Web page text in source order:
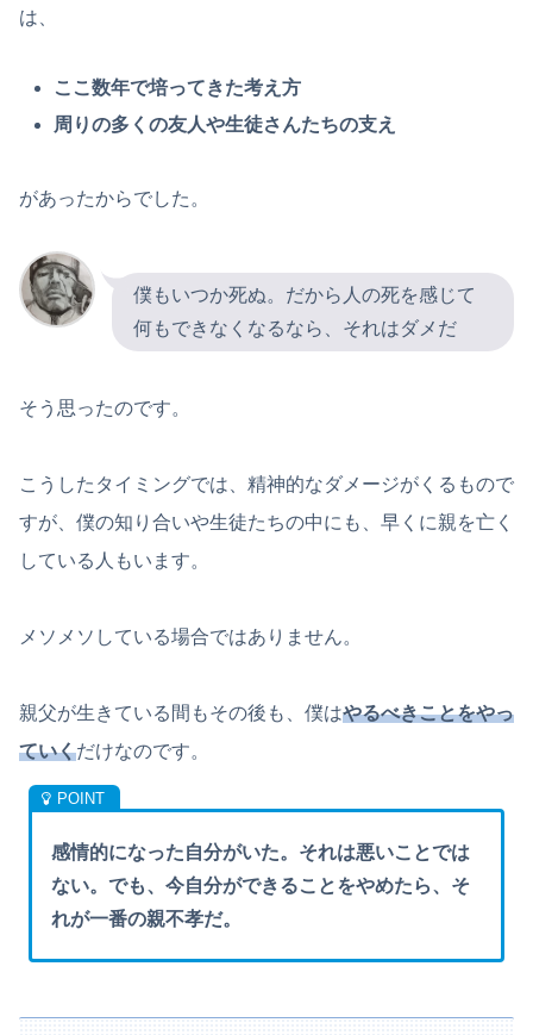
は、
ここ数年で培ってきた考え方
周りの多くの友人や生徒さんたちの支え
があったからでした。
僕もいつか死ぬ。だから人の死を感じて
何もできなくなるなら、それはダメだ
そう思ったのです。
こうしたタイミングでは、精神的なダメージがくるもので
すが、僕の知り合いや生徒たちの中にも、早くに親を亡く
している人もいます。
メソメソしている場合ではありません。
親父が生きている間もその後も、僕はやるべきことをやっ
ていくだけなのです。
感情的になった自分がいた。それは悪いことでは
ない。でも、今自分ができることをやめたら、そ
れが一番の親不孝だ。